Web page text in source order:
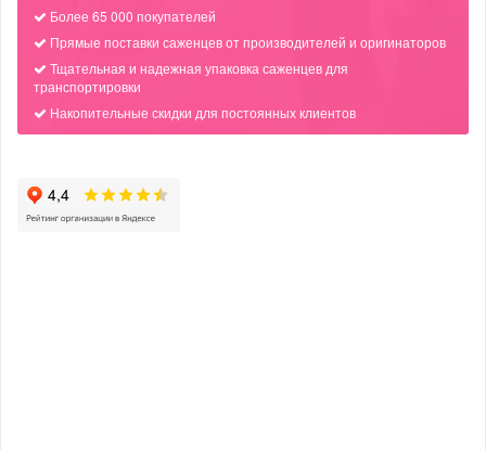
Более 65 000 покупателей
Прямые поставки саженцев от производителей и оригинаторов
Тщательная и надежная упаковка саженцев для
транспортировки
Накопительные скидки для постоянных клиентов